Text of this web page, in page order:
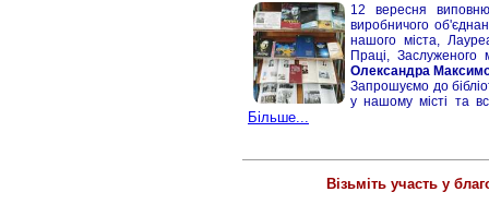
12 вересня
виробничого
нашого міста,
Праці, Заслуженого
Олександра
Запрошуємо до
у нашому місті та
Більше...
Візьміть участь у